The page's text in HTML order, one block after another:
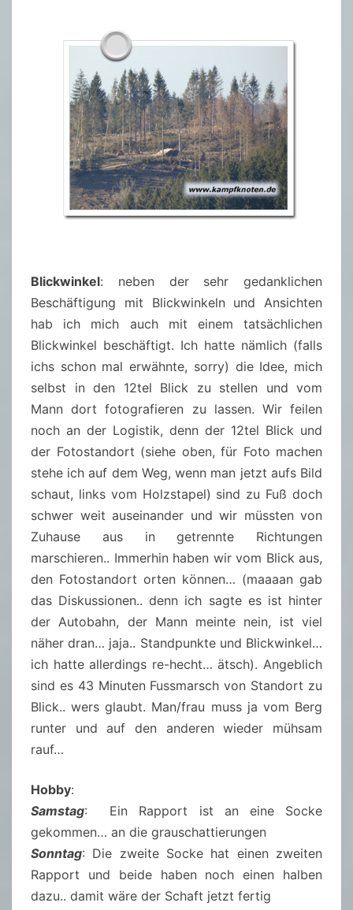
Blickwinkel: neben der sehr gedanklichen
Beschäftigung mit Blickwinkeln und Ansichten
hab ich mich auch mit einem tatsächlichen
Blickwinkel beschäftigt. Ich hatte nämlich (falls
ichs schon mal erwähnte, sorry) die Idee, mich
selbst in den 12tel Blick zu stellen und vom
Mann dort fotografieren zu lassen. Wir feilen
noch an der Logistik, denn der 12tel Blick und
der Fotostandort (siehe oben, für Foto machen
stehe ich auf dem Weg, wenn man jetzt aufs Bild
schaut, links vom Holzstapel) sind zu Fuß doch
schwer weit auseinander und wir müssten von
Zuhause aus in getrennte Richtungen
marschieren.. Immerhin haben wir vom Blick aus,
den Fotostandort orten können… (maaaan gab
das Diskussionen.. denn ich sagte es ist hinter
der Autobahn, der Mann meinte nein, ist viel
näher dran… jaja.. Standpunkte und Blickwinkel…
ich hatte allerdings re-hecht… ätsch). Angeblich
sind es 43 Minuten Fussmarsch von Standort zu
Blick.. wers glaubt. Man/frau muss ja vom Berg
runter und auf den anderen wieder mühsam
rauf…
Hobby:
Samstag: Ein Rapport ist an eine Socke
gekommen… an die grauschattierungen
Sonntag: Die zweite Socke hat einen zweiten
Rapport und beide haben noch einen halben
dazu.. damit wäre der Schaft jetzt fertig